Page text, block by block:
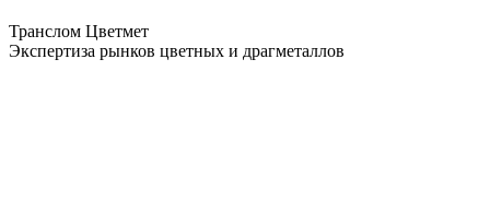
Транслом Цветмет
Экспертиза рынков цветных и драгметаллов